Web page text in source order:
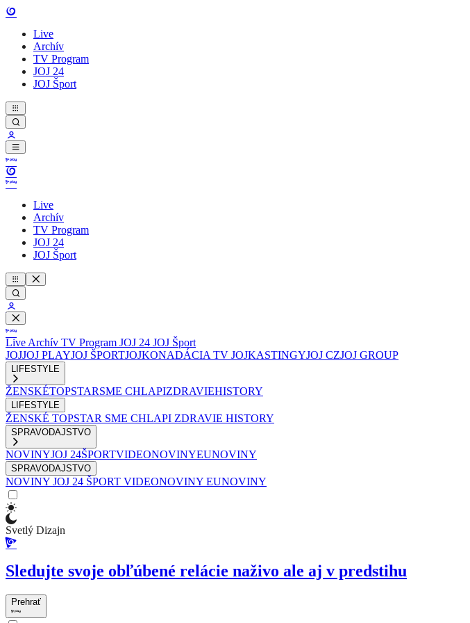
Live
Archív
TV Program
JOJ 24
JOJ Šport
Live
Archív
TV Program
JOJ 24
JOJ Šport
Live Archív TV Program JOJ 24 JOJ Šport
JOJJOJ PLAYJOJ ŠPORTJOJKONADÁCIA TV JOJKASTINGYJOJ CZJOJ GROUP
LIFESTYLE
ŽENSKÉTOPSTARSME CHLAPIZDRAVIEHISTORY
LIFESTYLE
ŽENSKÉ TOPSTAR SME CHLAPI ZDRAVIE HISTORY
SPRAVODAJSTVO
NOVINYJOJ 24ŠPORTVIDEONOVINYEUNOVINY
SPRAVODAJSTVO
NOVINY JOJ 24 ŠPORT VIDEONOVINY EUNOVINY
Svetlý Dizajn
Sledujte svoje obľúbené relácie naživo ale aj v predstihu
Prehrať